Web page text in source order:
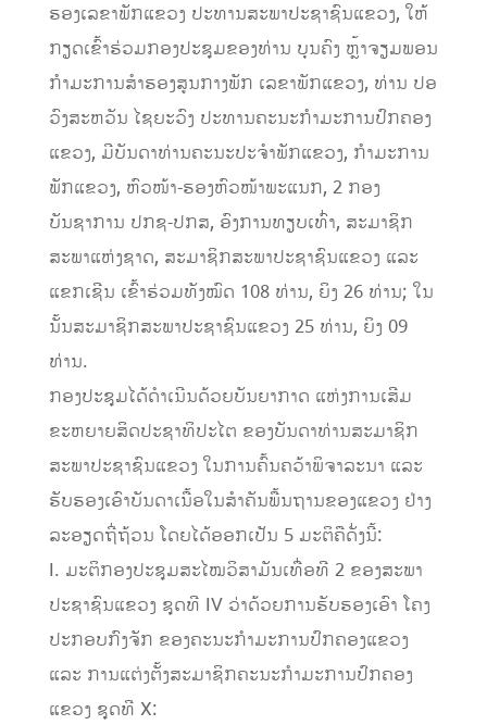
ຮອງເລຂາພັກແຂວງ ປະທານສະພາປະຊາຊົນແຂວງ, ໃຫ້
ກຽດເຂົ້າຮ່ວມກອງປະຊຸມຂອງທ່ານ ບຸນຄົງ ຫຼ້າຈຽມພອນ
ກໍາມະການສໍາຮອງສູນກາງພັກ ເລຂາພັກແຂວງ, ທ່ານ ປອ
ວົງສະຫວັນ ໄຊຍະວົງ ປະທານຄະນະກໍາມະການປົກຄອງ
ແຂວງ, ມີບັນດາທ່ານຄະນະປະຈໍາພັກແຂວງ, ກຳມະການ
ພັກແຂວງ, ຫົວໜ້າ-ຮອງຫົວໜ້າພະແນກ, 2 ກອງ
ບັນຊາການ ປກຊ-ປກສ, ອົງການທຽບເທົ່າ, ສະມາຊິກ
ສະພາແຫ່ງຊາດ, ສະມາຊິກສະພາປະຊາຊົນແຂວງ ແລະ
ແຂກເຊີນ ເຂົ້າຮ່ວມທັງໝົດ 108 ທ່ານ, ຍິງ 26 ທ່ານ; ໃນ
ນັ້ນສະມາຊິກສະພາປະຊາຊົນແຂວງ 25 ທ່ານ, ຍິງ 09
ທ່ານ.
ກອງປະຊຸມໄດ້ດໍາເນີນດ້ວຍບັນຍາກາດ ແຫ່ງການເສີມ
ຂະຫຍາຍສິດປະຊາທິປະໄຕ ຂອງບັນດາທ່ານສະມາຊິກ
ສະພາປະຊາຊົນແຂວງ ໃນການຄົ້ນຄວ້າພິຈາລະນາ ແລະ
ຮັບຮອງເອົາບັນດາເນື້ອໃນສໍາຄັນພື້ນຖານຂອງແຂວງ ຢ່າງ
ລະອຽດຖີ່ຖ້ວນ ໂດຍໄດ້ອອກເປັນ 5 ມະຕິຄືດັ່ງນີ້:
I. ມະຕິກອງປະຊຸມສະໄໝວິສາມັນເທື່ອທີ 2 ຂອງສະພາ
ປະຊາຊົນແຂວງ ຊຸດທີ IV ວ່າດ້ວຍການຮັບຮອງເອົາ ໂຄງ
ປະກອບກົງຈັກ ຂອງຄະນະກໍາມະການປົກຄອງແຂວງ
ແລະ ການແຕ່ງຕັ້ງສະມາຊິກຄະນະກໍາມະການປົກຄອງ
ແຂວງ ຊຸດທີ X: